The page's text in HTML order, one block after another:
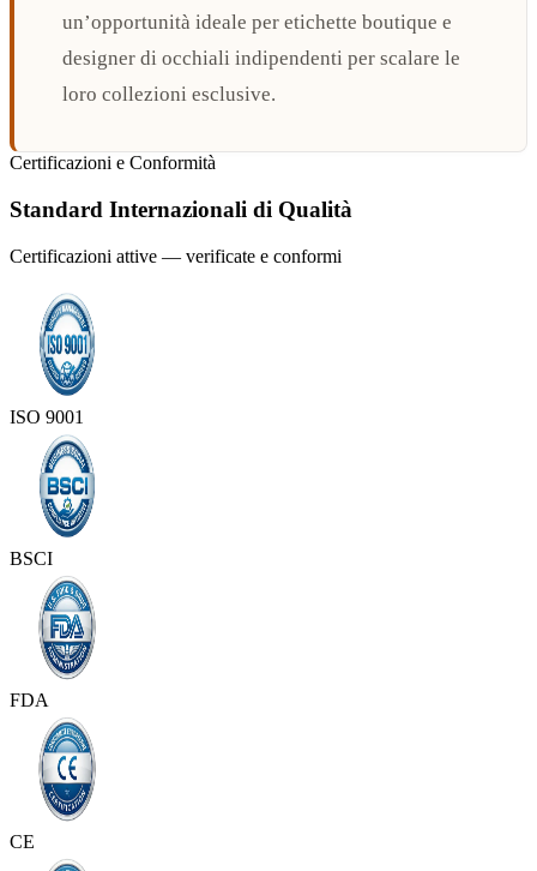
un’opportunità ideale per etichette boutique e
designer di occhiali indipendenti per scalare le
loro collezioni esclusive.
Certificazioni e Conformità
Standard Internazionali di Qualità
Certificazioni attive — verificate e conformi
ISO 9001
BSCI
FDA
CE